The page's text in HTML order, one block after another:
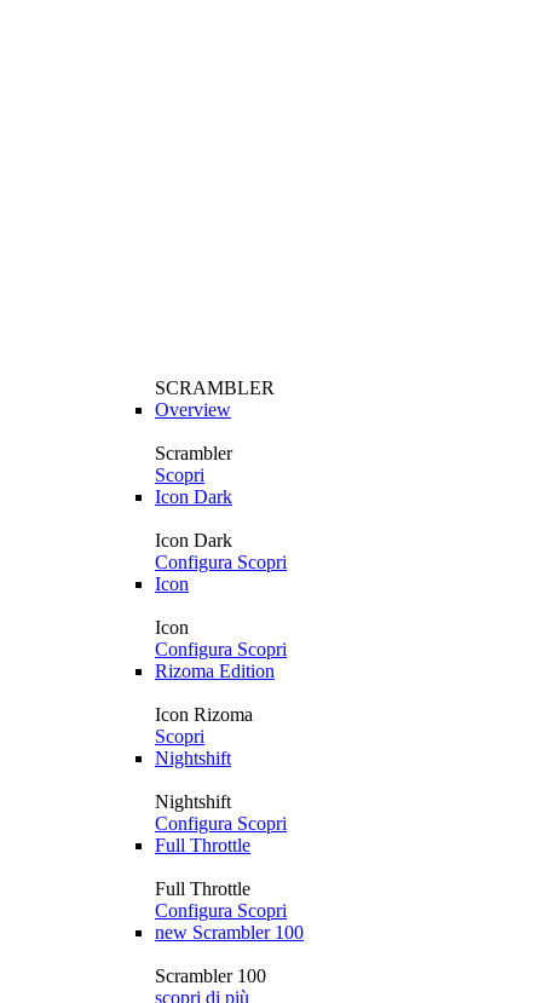
SCRAMBLER
Overview
Scrambler
Scopri
Icon Dark
Icon Dark
Configura Scopri
Icon
Icon
Configura Scopri
Rizoma Edition
Icon Rizoma
Scopri
Nightshift
Nightshift
Configura Scopri
Full Throttle
Full Throttle
Configura Scopri
new Scrambler 100
Scrambler 100
scopri di più